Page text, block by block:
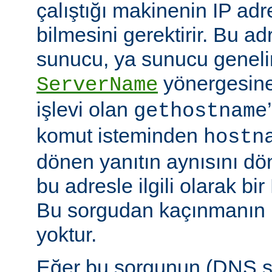
çalıştığı makinenin IP
bilmesini gerektirir. Bu
sunucu, ya sunucu
ServerName
işlevi olan gethostname
komut isteminden
dönen yanıtın aynısını
bu adresle ilgili olarak
Bu sorgudan
yoktur.